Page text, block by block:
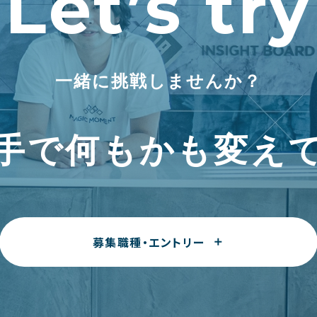
一緒に挑戦しませんか？
で何もかも変え
募集職種・エントリー